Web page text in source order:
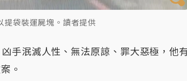
提袋裝運屍塊。讀者提供
手泯滅人性、無法原諒、罪大惡極，他
。